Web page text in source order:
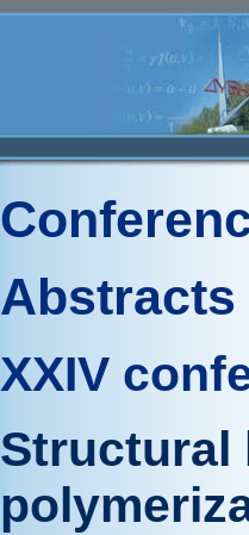
Abstracts
XXIV
Structural